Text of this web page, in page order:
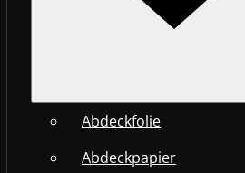
Abdeckfolie
Abdeckpapier